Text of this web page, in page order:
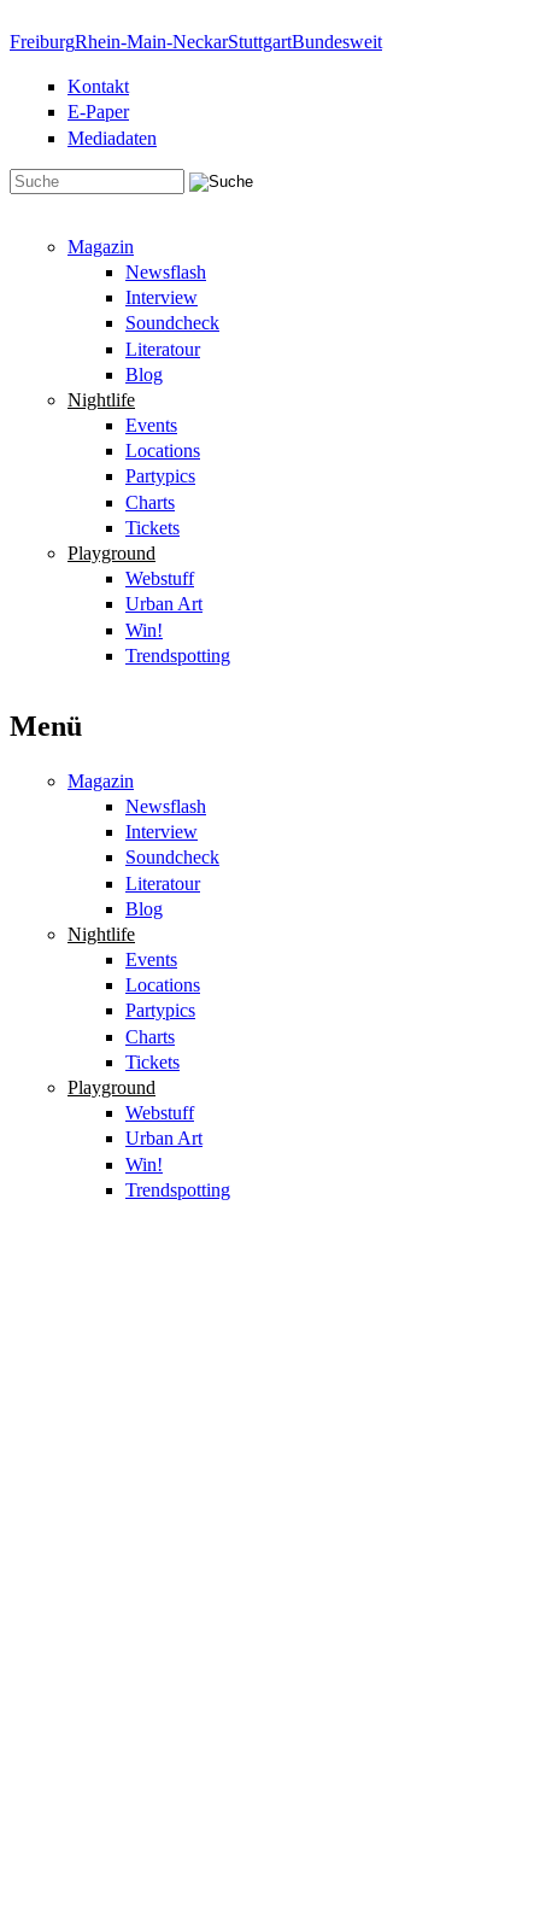
FreiburgRhein-Main-NeckarStuttgartBundesweit
Kontakt
E-Paper
Mediadaten
Magazin
Newsflash
Interview
Soundcheck
Literatour
Blog
Nightlife
Events
Locations
Partypics
Charts
Tickets
Playground
Webstuff
Urban Art
Win!
Trendspotting
Menü
Magazin
Newsflash
Interview
Soundcheck
Literatour
Blog
Nightlife
Events
Locations
Partypics
Charts
Tickets
Playground
Webstuff
Urban Art
Win!
Trendspotting